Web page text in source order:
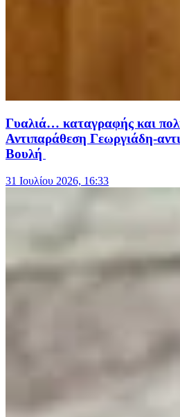
Γυαλιά… καταγραφής και
Αντιπαράθεση Γεωργιάδη-
Βουλή
31 Ιουλίου 2026, 16:33